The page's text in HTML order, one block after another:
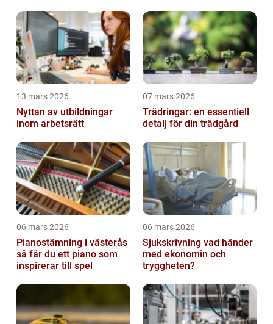
13 mars 2026
Nyttan av utbildningar
inom arbetsrätt
07 mars 2026
Trädringar: en essentiell
detalj för din trädgård
06 mars 2026
Pianostämning i västerås
så får du ett piano som
inspirerar till spel
06 mars 2026
Sjukskrivning vad händer
med ekonomin och
tryggheten?